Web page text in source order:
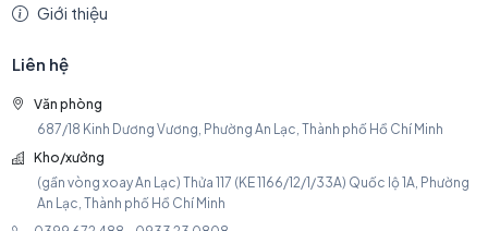
Giới thiệu
Liên hệ
Văn phòng
687/18 Kinh Dương Vương, Phường An Lạc, Thành phố Hồ Chí Minh
Kho/xưởng
(gần vòng xoay An Lạc) Thửa 117 (KE 1166/12/1/33A) Quốc lộ 1A, Phường
An Lạc, Thành phố Hồ Chí Minh